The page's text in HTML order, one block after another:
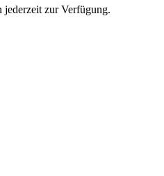
zur Verfügung.